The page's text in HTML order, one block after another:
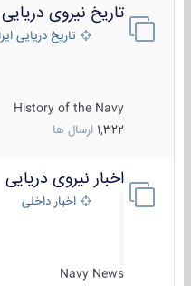
تاریخ نیروی دریایی
تاریخ دریایی ایران
History of the Navy
1,322 ارسال ها
اخبار نیروی دریایی
اخبار داخلی
Navy News